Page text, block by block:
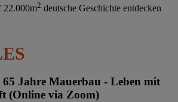
22.000m2 deutsche Geschichte entdecken
65 Jahre Mauerbau - Leben mit
(Online via Zoom)